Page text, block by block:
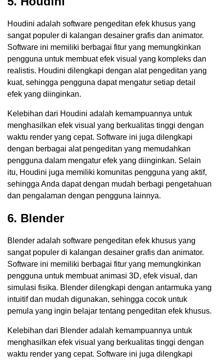
Houdini adalah software pengeditan efek khusus yang
sangat populer di kalangan desainer grafis dan animator.
Software ini memiliki berbagai fitur yang memungkinkan
pengguna untuk membuat efek visual yang kompleks dan
realistis. Houdini dilengkapi dengan alat pengeditan yang
kuat, sehingga pengguna dapat mengatur setiap detail
efek yang diinginkan.
Kelebihan dari Houdini adalah kemampuannya untuk
menghasilkan efek visual yang berkualitas tinggi dengan
waktu render yang cepat. Software ini juga dilengkapi
dengan berbagai alat pengeditan yang memudahkan
pengguna dalam mengatur efek yang diinginkan. Selain
itu, Houdini juga memiliki komunitas pengguna yang aktif,
sehingga Anda dapat dengan mudah berbagi pengetahuan
dan pengalaman dengan pengguna lainnya.
6. Blender
Blender adalah software pengeditan efek khusus yang
sangat populer di kalangan desainer grafis dan animator.
Software ini memiliki berbagai fitur yang memungkinkan
pengguna untuk membuat animasi 3D, efek visual, dan
simulasi fisika. Blender dilengkapi dengan antarmuka yang
intuitif dan mudah digunakan, sehingga cocok untuk
pemula yang ingin belajar tentang pengeditan efek khusus.
Kelebihan dari Blender adalah kemampuannya untuk
menghasilkan efek visual yang berkualitas tinggi dengan
waktu render yang cepat. Software ini juga dilengkapi